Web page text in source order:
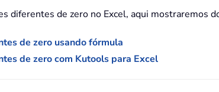
diferentes de zero no Excel, aqui mostraremos
de zero usando fórmula
de zero com Kutools para Excel